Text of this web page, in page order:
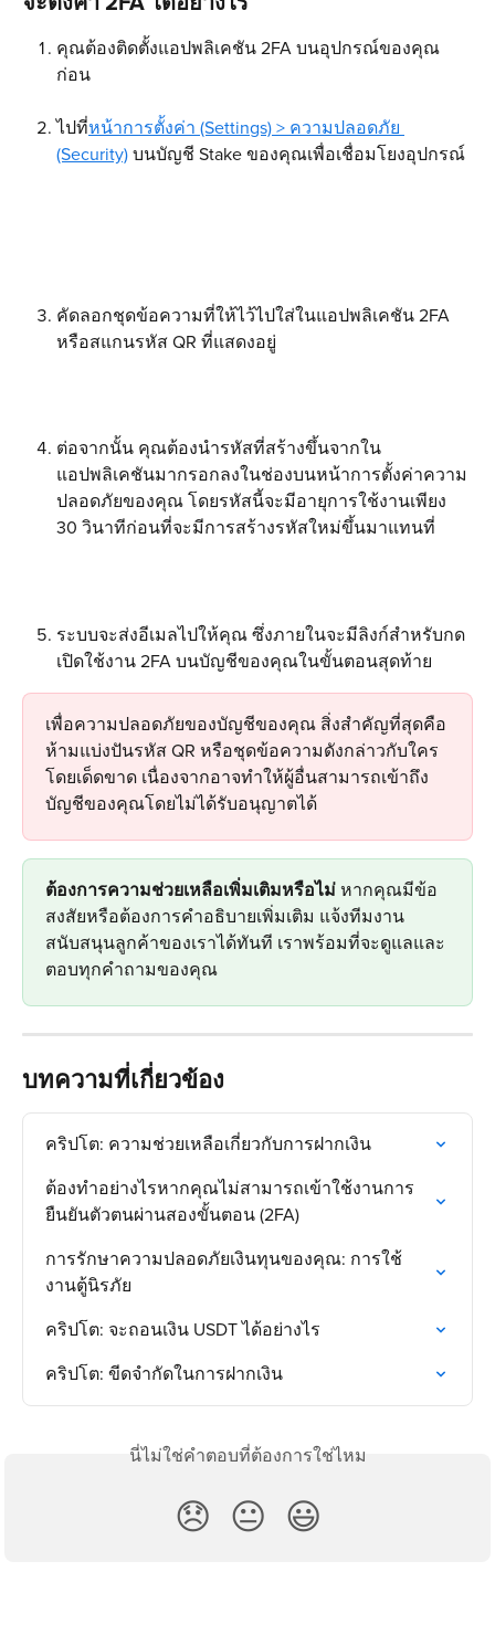
คุณต้องติดตั้งแอปพลิเคชัน 2FA บนอุปกรณ์ของคุณ
ก่อน
ไปที่หน้าการตั้งค่า (Settings) > ความปลอดภัย
(Security) บนบัญชี Stake ของคุณเพื่อเชื่อมโยงอุปกรณ์
คัดลอกชุดข้อความที่ให้ไว้ไปใส่ในแอปพลิเคชัน 2FA
หรือสแกนรหัส QR ที่แสดงอยู่
ต่อจากนั้น คุณต้องนำรหัสที่สร้างขึ้นจากใน
แอปพลิเคชันมากรอกลงในช่องบนหน้าการตั้งค่าความ
ปลอดภัยของคุณ โดยรหัสนี้จะมีอายุการใช้งานเพียง
30 วินาทีก่อนที่จะมีการสร้างรหัสใหม่ขึ้นมาแทนที่
ระบบจะส่งอีเมลไปให้คุณ ซึ่งภายในจะมีลิงก์สำหรับกด
เปิดใช้งาน 2FA บนบัญชีของคุณในขั้นตอนสุดท้าย
เพื่อความปลอดภัยของบัญชีของคุณ สิ่งสำคัญที่สุดคือ
ห้ามแบ่งปันรหัส QR หรือชุดข้อความดังกล่าวกับใคร
โดยเด็ดขาด เนื่องจากอาจทำให้ผู้อื่นสามารถเข้าถึง
บัญชีของคุณโดยไม่ได้รับอนุญาตได้
ต้องการความช่วยเหลือเพิ่มเติมหรือไม่ หากคุณมีข้อ
สงสัยหรือต้องการคำอธิบายเพิ่มเติม แจ้งทีมงาน
สนับสนุนลูกค้าของเราได้ทันที เราพร้อมที่จะดูแลและ
ตอบทุกคำถามของคุณ
บทความที่เกี่ยวข้อง
คริปโต: ความช่วยเหลือเกี่ยวกับการฝากเงิน
ต้องทำอย่างไรหากคุณไม่สามารถเข้าใช้งานการ
ยืนยันตัวตนผ่านสองขั้นตอน (2FA)
การรักษาความปลอดภัยเงินทุนของคุณ: การใช้
งานตู้นิรภัย
คริปโต: จะถอนเงิน USDT ได้อย่างไร
คริปโต: ขีดจำกัดในการฝากเงิน
นี่ไม่ใช่คำตอบที่ต้องการใช่ไหม
😞 😐 😃